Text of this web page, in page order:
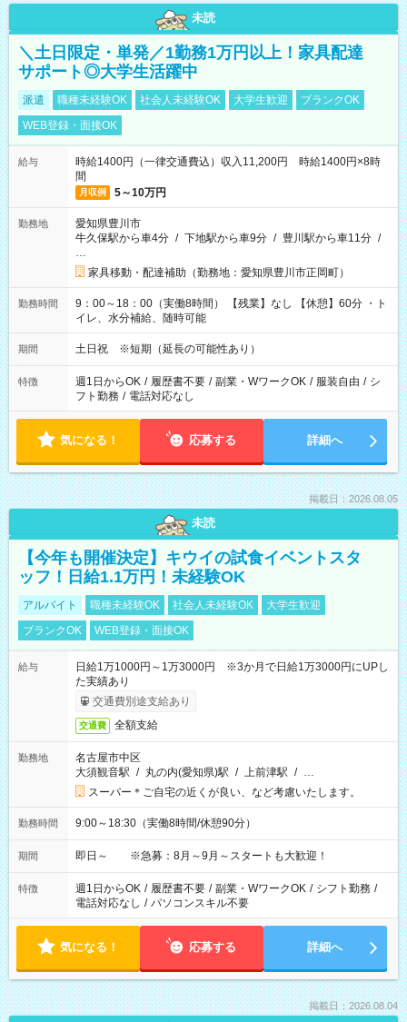
未読
＼土日限定・単発／1勤務1万円以上！家具配達
サポート◎大学生活躍中
派遣 職種未経験OK 社会人未経験OK 大学生歓迎
ブランクOK
WEB登録・面接OK
給与
時給1400円（一律交通費込）収入11,200円 時給1400円×8時
間
月収例 5～10万円
勤務地
愛知県豊川市
牛久保駅から車4分 / 下地駅から車9分 / 豊川駅から車11分 /
…
家具移動・配達補助（勤務地：愛知県豊川市正岡町）
勤務時間
9：00～18：00（実働8時間） 【残業】なし 【休憩】60分 ・ト
イレ、水分補給、随時可能
期間 土日祝 ※短期（延長の可能性あり）
特徴 週1日からOK / 履歴書不要 / 副業・WワークOK / 服装自由 / シ
フト勤務 / 電話対応なし
気になる！ 応募する 詳細へ
掲載日：2026.08.05
未読
【今年も開催決定】キウイの試食イベントスタ
ッフ！日給1.1万円！未経験OK
アルバイト 職種未経験OK 社会人未経験OK
大学生歓迎
ブランクOK
WEB登録・面接OK
給与
日給1万1000円～1万3000円 ※3か月で日給1万3000円にUPし
た実績あり
交通費別途支給あり
交通費 全額支給
勤務地
名古屋市中区
大須観音駅 / 丸の内(愛知県)駅 / 上前津駅 / …
スーパー＊ご自宅の近くが良い、など考慮いたします。
勤務時間 9:00～18:30（実働8時間/休憩90分）
期間 即日～ ※急募：8月～9月～スタートも大歓迎！
特徴 週1日からOK / 履歴書不要 / 副業・WワークOK / シフト勤務 /
電話対応なし / パソコンスキル不要
気になる！ 応募する 詳細へ
掲載日：2026.08.04